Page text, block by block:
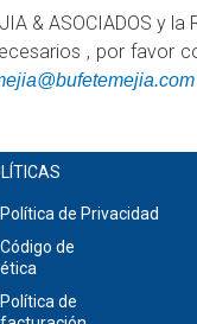
& ASOCIADOS y
, por favor
Política de Privacidad
Código de
ética
Política de